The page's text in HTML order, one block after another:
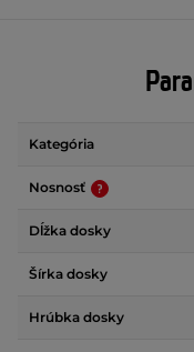
Kategória
Nosnosť
Dĺžka dosky
Šírka dosky
Hrúbka dosky